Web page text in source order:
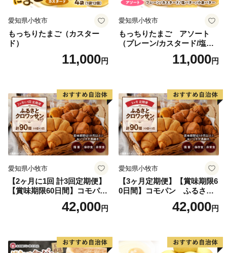
愛知県小牧市
もっちりたまご（カスター
ド）
11,000円
愛知県小牧市
もっちりたまご アソート
（プレーン/カスタード/塩バ
ター/小倉バター）11,000円
愛知県小牧市
【2ヶ月に1回 計3回定期便】
【賞味期限60日間】コモパ
ン ふるさとクロワッサンセ
ット（計90個）／災害用備蓄
42,000円
愛知県小牧市
【3ヶ月定期便】【賞味期限6
0日間】コモパン ふるさと
クロワッサンセット（計90
個）／災害用備蓄 保存食 非
42,000円